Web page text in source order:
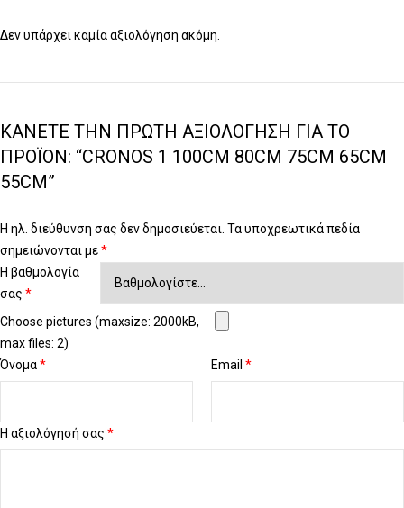
Δεν υπάρχει καμία αξιολόγηση ακόμη.
ΚΆΝΕΤΕ ΤΗΝ ΠΡΏΤΗ ΑΞΙΟΛΌΓΗΣΗ ΓΙΑ ΤΟ
ΠΡΟΪΌΝ: “CRONOS 1 100CM 80CM 75CM 65CM
55CM”
Η ηλ. διεύθυνση σας δεν δημοσιεύεται. Τα υποχρεωτικά πεδία
σημειώνονται με*
Η βαθμολογία
σας *
Η αξιολόγησή σας *
Choose pictures (maxsize: 2000kB,
max files: 2)
Όνομα* Email *